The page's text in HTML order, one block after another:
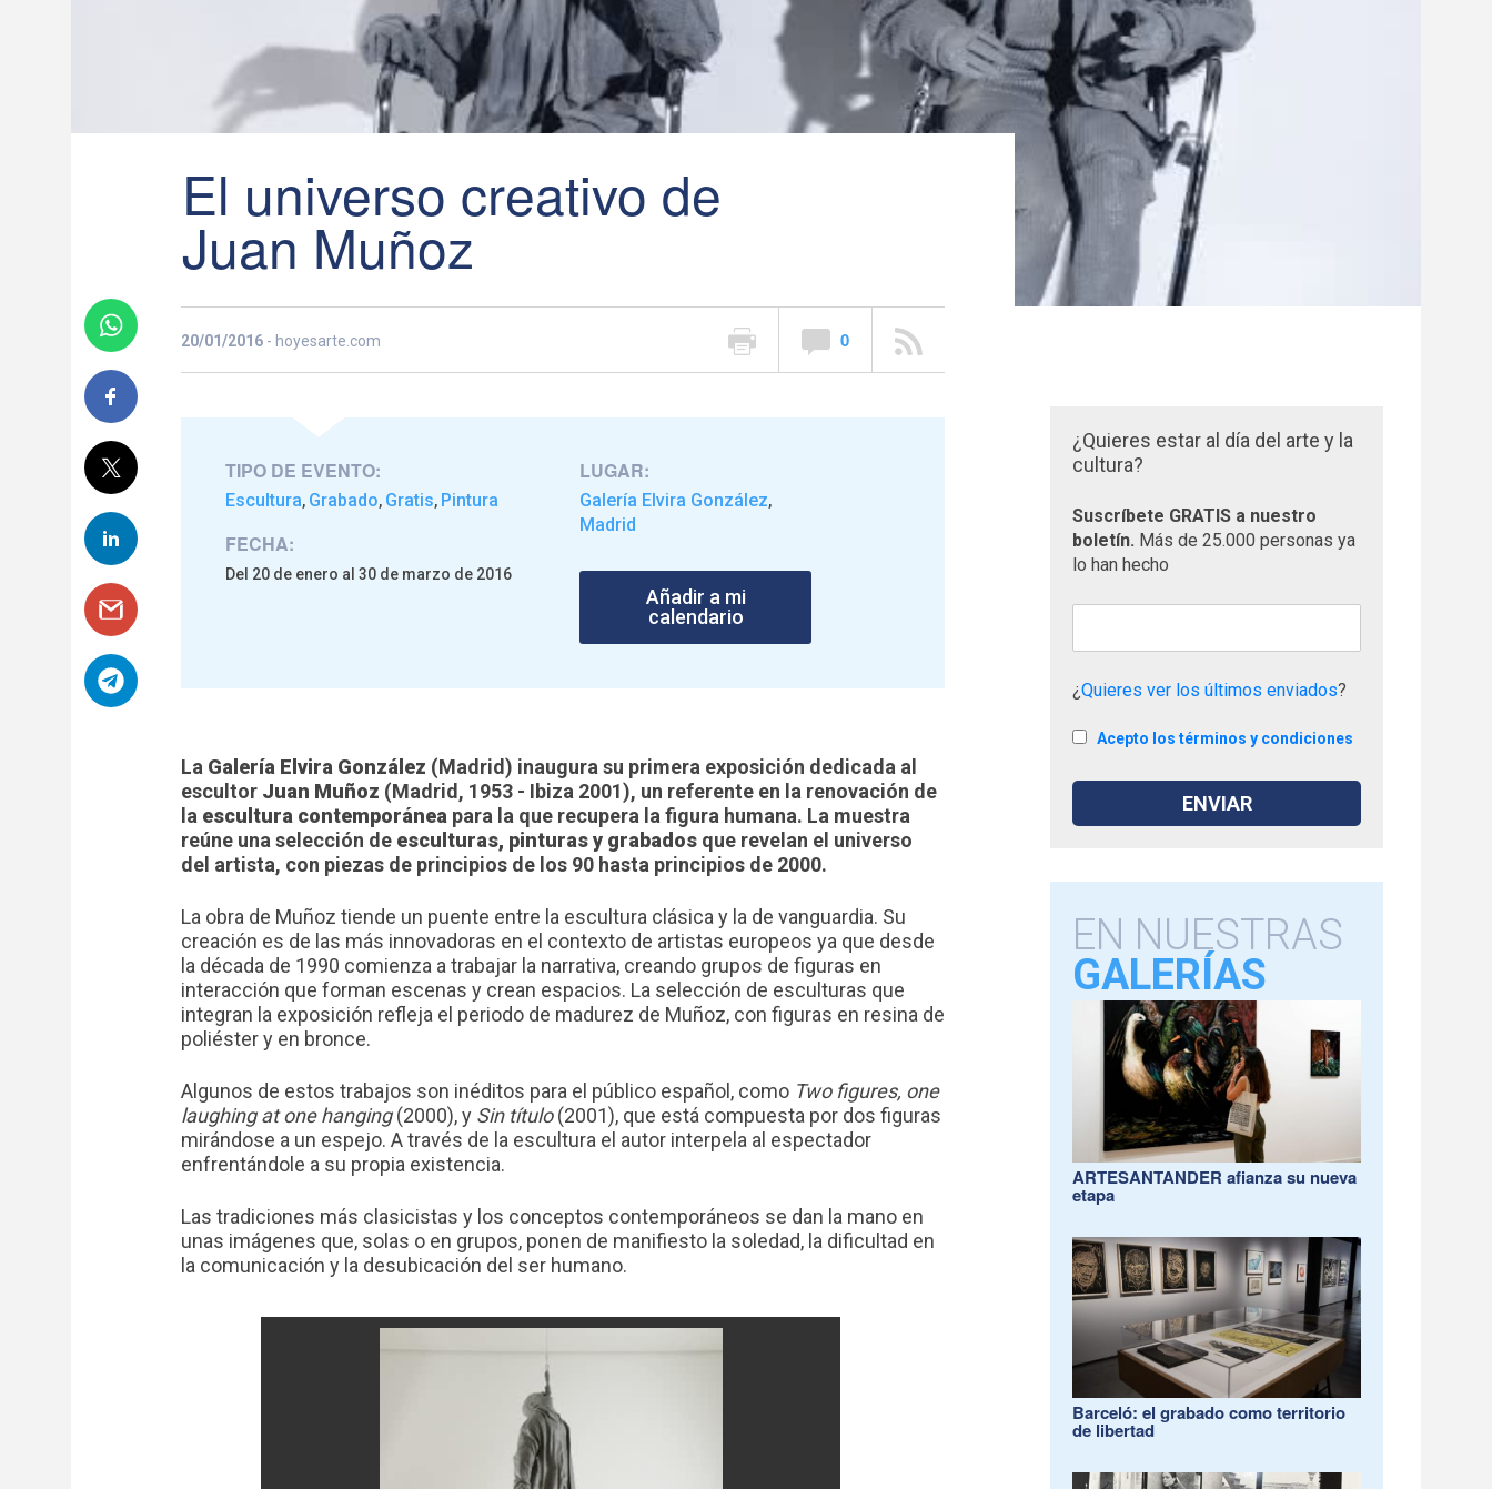
El universo creativo de
Juan Muñoz
20/01/2016 - hoyesarte.com 0
TIPO DE EVENTO:
Escultura, Grabado, Gratis, Pintura
FECHA:
Del 20 de enero al 30 de marzo de 2016
LUGAR:
Galería Elvira González,
Madrid
Añadir a mi
calendario
La Galería Elvira González (Madrid) inaugura su primera exposición dedicada al
escultor Juan Muñoz (Madrid, 1953 - Ibiza 2001), un referente en la renovación de
la escultura contemporánea para la que recupera la figura humana. La muestra
reúne una selección de esculturas, pinturas y grabados que revelan el universo
del artista, con piezas de principios de los 90 hasta principios de 2000.
La obra de Muñoz tiende un puente entre la escultura clásica y la de vanguardia. Su
creación es de las más innovadoras en el contexto de artistas europeos ya que desde
la década de 1990 comienza a trabajar la narrativa, creando grupos de figuras en
interacción que forman escenas y crean espacios. La selección de esculturas que
integran la exposición refleja el periodo de madurez de Muñoz, con figuras en resina de
poliéster y en bronce.
Algunos de estos trabajos son inéditos para el público español, como Two figures, one
laughing at one hanging(2000), y Sin título(2001), que está compuesta por dos figuras
mirándose a un espejo. A través de la escultura el autor interpela al espectador
enfrentándole a su propia existencia.
Las tradiciones más clasicistas y los conceptos contemporáneos se dan la mano en
unas imágenes que, solas o en grupos, ponen de manifiesto la soledad, la dificultad en
la comunicación y la desubicación del ser humano.
¿Quieres estar al día del arte y la
cultura?
Suscríbete GRATIS a nuestro
boletín. Más de 25.000 personas ya
lo han hecho
¿Quieres ver los últimos enviados?
Acepto los términos y condiciones
EN NUESTRAS
GALERÍAS
ARTESANTANDER afianza su nueva
etapa
Barceló: el grabado como territorio
de libertad